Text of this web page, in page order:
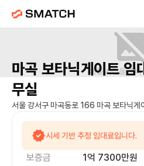
매물 사진을 준
마곡 보타닉게이트임
무실
서울 강서구 마곡동로 166 마곡 보타닉게
시세 기반 추정 임대료입니다.
보증금 1억 7300만원